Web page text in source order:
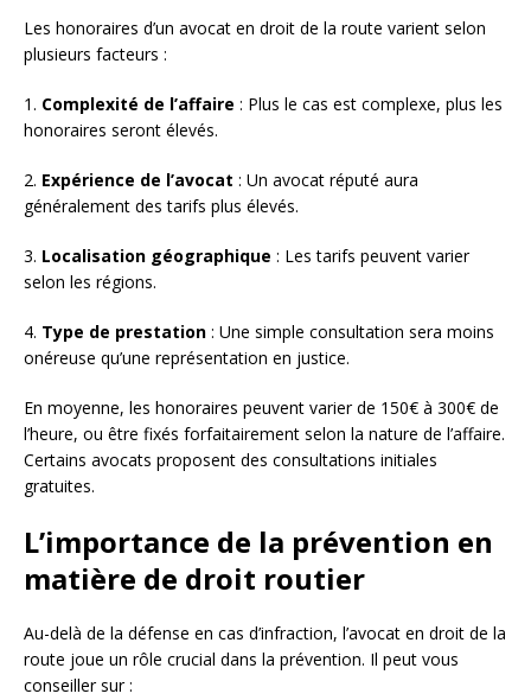
Les honoraires d’un avocat en droit de la route varient selon
plusieurs facteurs :
1. Complexité de l’affaire : Plus le cas est complexe, plus les
honoraires seront élevés.
2. Expérience de l’avocat : Un avocat réputé aura
généralement des tarifs plus élevés.
3. Localisation géographique : Les tarifs peuvent varier
selon les régions.
4. Type de prestation : Une simple consultation sera moins
onéreuse qu’une représentation en justice.
En moyenne, les honoraires peuvent varier de 150€ à 300€ de
l’heure, ou être fixés forfaitairement selon la nature de l’affaire.
Certains avocats proposent des consultations initiales
gratuites.
L’importance de la prévention en
matière de droit routier
Au-delà de la défense en cas d’infraction, l’avocat en droit de la
route joue un rôle crucial dans la prévention. Il peut vous
conseiller sur :